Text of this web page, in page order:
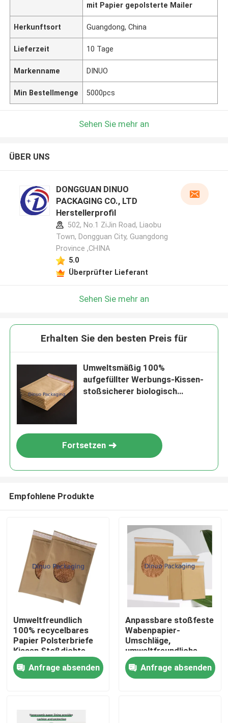
Heim
Videos
mit Papier gepolsterte Mailer
Herkunftsort Guangdong, China
Lieferzeit 10 Tage
Markenname DINUO
Min Bestellmenge 5000pcs
Sehen Sie mehr an
ÜBER UNS
DONGGUAN DINUO
PACKAGING CO., LTD
Herstellerprofil
502, No.1 ZiJin Road, Liaobu
Town, Dongguan City, Guangdong
Province ,CHINA
5.0
Überprüfter Lieferant
Sehen Sie mehr an
Erhalten Sie den besten Preis für
Umweltsmäßig 100%
aufgefüllter Werbungs-Kissen-
stoßsicherer biologisch
Fortsetzen
Empfohlene Produkte
Umweltfreundlich
100% recycelbares
Papier Polsterbriefe
Kissen Stoßdichte
Kraftpapier
Polsterbeutel
Papierverpackung
Anfrage absenden
Anpassbare stoßfeste
Wabenpapier-
Umschläge,
umweltfreundliche
Papiertüten für den
VersandAnfrage absenden